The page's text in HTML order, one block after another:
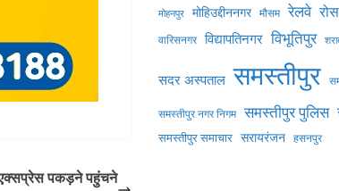
पकड़ने पहुंचने
मोहनपुर मोहिउद्दीननगर मौसम रेलवे
वारिसनगर विद्यापतिनगर विभूतिपुर
सदर अस्पताल समस्तीपुर
समस्तीपुर नगर निगम समस्तीपुर पुलिस
समस्तीपुर समाचार सरायरंजन हसनपुर